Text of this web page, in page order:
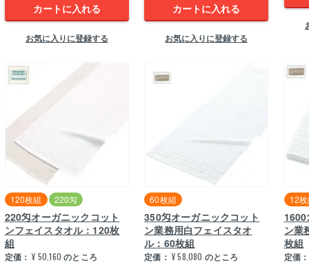
カートに入れる
お気に入りに登録する
カートに入れる
お気に入りに登録する
120枚組 220匁
220匁オーガニックコット
ンフェイスタオル：120枚
組
定価： ¥ 50,160 のところ
60枚組
350匁オーガニックコット
ン業務用白フェイスタオ
ル：60枚組
定価： ¥ 58,080 のところ
12
ン業
枚組
定価：